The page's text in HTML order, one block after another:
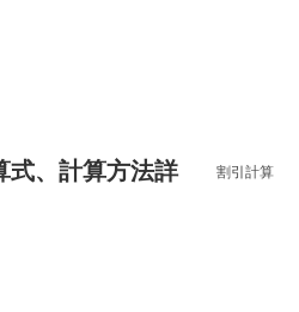
割引計算
式、計算方法詳